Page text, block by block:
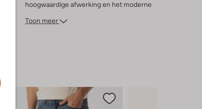
hoogwaardige afwerking en het moderne
verzorgd uitziet, ongeacht de gelegenheid.
Toon meer